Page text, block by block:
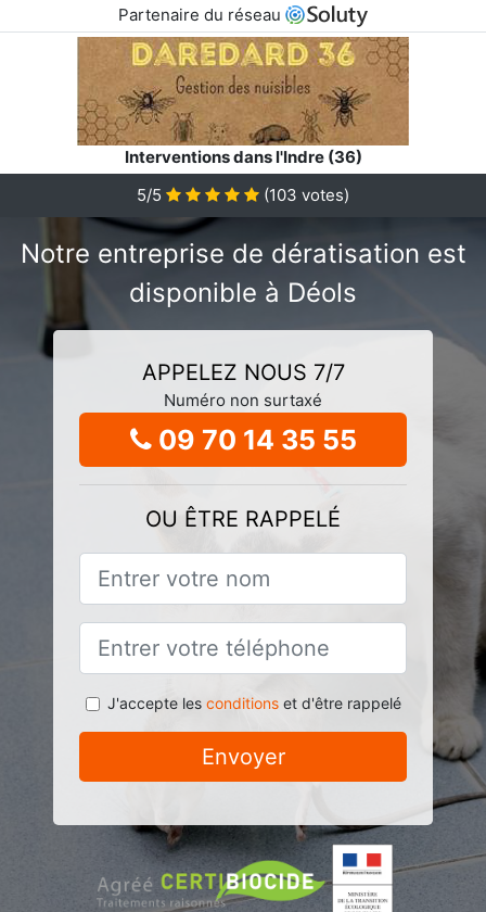
Partenaire du réseau
Interventions dans l'Indre (36)
5/5
(103 votes)
Notre entreprise de dératisation est
disponible à Déols
APPELEZ NOUS 7/7
Numéro non surtaxé
09 70 14 35 55
OU ÊTRE RAPPELÉ
J'accepte les conditionset d'être rappelé
Envoyer